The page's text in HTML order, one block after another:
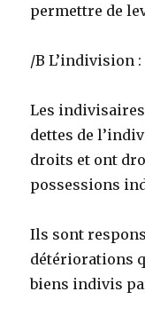
permettre de
/B L’indivision
Les
dettes de
droits et ont
possessions
Ils sont
détériorations
biens indivis